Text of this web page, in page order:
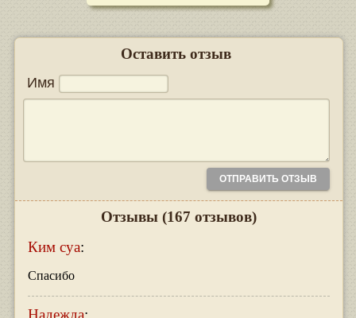
Оставить отзыв
Имя
Отзывы (167 отзывов)
Ким суа:
Спасибо
Надежда: